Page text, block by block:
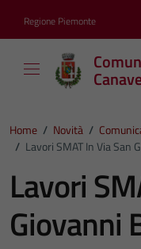
Regione Piemonte
Home / Novità /
/ Lavori SMAT In Via San
Lavori
Giovanni